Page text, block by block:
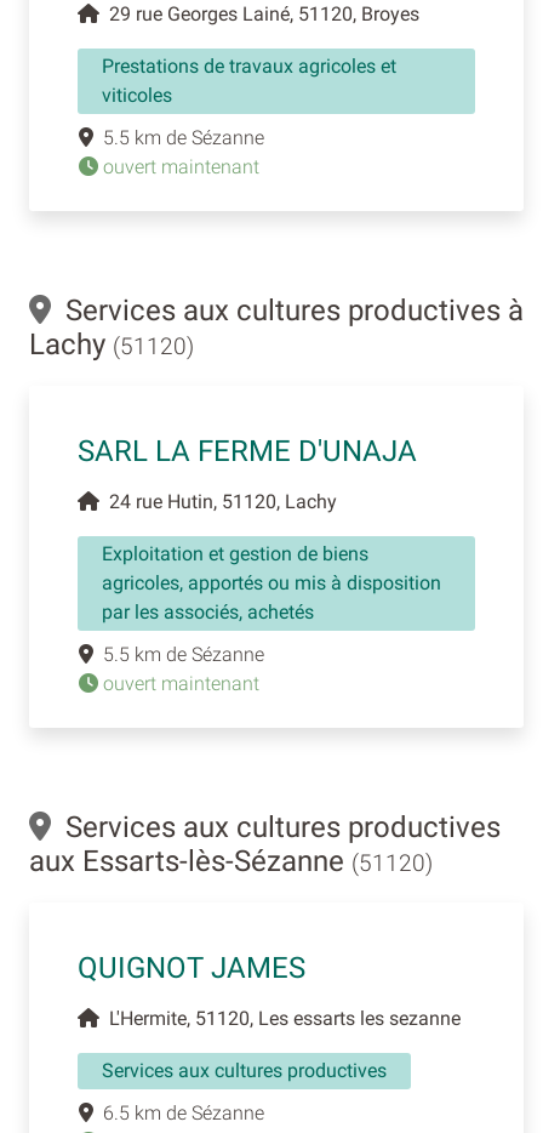
29 rue Georges Lainé, 51120, Broyes
Prestations de travaux agricoles et
viticoles
5.5 km de Sézanne
ouvert maintenant
Services aux cultures productives à
Lachy (51120)
SARL LA FERME D'UNAJA
24 rue Hutin, 51120, Lachy
Exploitation et gestion de biens
agricoles, apportés ou mis à disposition
par les associés, achetés
5.5 km de Sézanne
ouvert maintenant
Services aux cultures productives
aux Essarts-lès-Sézanne (51120)
QUIGNOT JAMES
L'Hermite, 51120, Les essarts les sezanne
Services aux cultures productives
6.5 km de Sézanne